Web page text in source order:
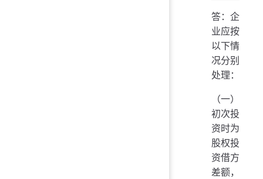
答：企
业应按
以下情
况分别
处理：
（一）
初次投
资时为
股权投
资借方
差额，